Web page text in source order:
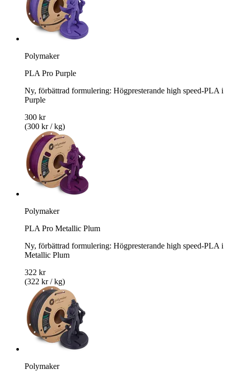
Polymaker
PLA Pro Purple
Ny, förbättrad formulering: Högpresterande high speed-PLA i
Purple
300 kr
(300 kr / kg)
Polymaker
PLA Pro Metallic Plum
Ny, förbättrad formulering: Högpresterande high speed-PLA i
Metallic Plum
322 kr
(322 kr / kg)
Polymaker